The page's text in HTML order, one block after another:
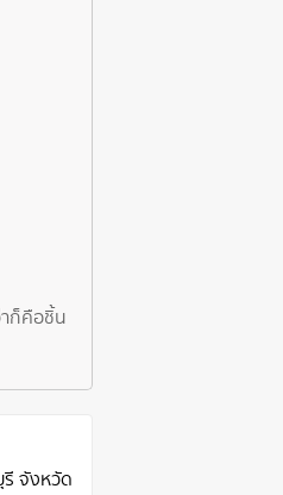
ก็คือชิ้น
จังหวัด